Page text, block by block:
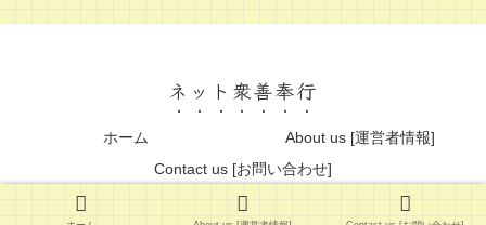
ネット衆善奉行
ホーム
About us [運営者情報]
Contact us [お問い合わせ]
© 2013 ネット衆善奉行.